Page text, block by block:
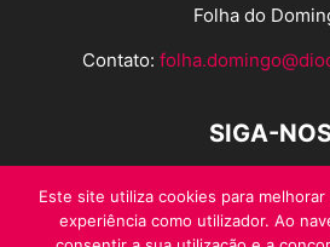
Folha do
Contato:
SIGA-
Este site utiliza cookies para
experiência como utilizador. Ao